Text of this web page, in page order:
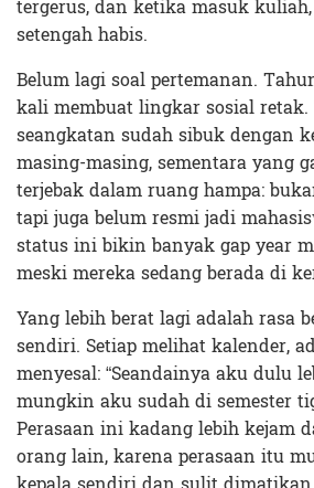
tergerus, dan ketika masuk
setengah habis.
Belum lagi soal pertemanan.
kali membuat lingkar sosial
seangkatan sudah sibuk dengan
masing-masing, sementara yang
terjebak dalam ruang hampa:
tapi juga belum resmi jadi
status ini bikin banyak gap year
meski mereka sedang berada di
Yang lebih berat lagi adalah rasa
sendiri. Setiap melihat kalender,
menyesal: “Seandainya aku dulu
mungkin aku sudah di semester
Perasaan ini kadang lebih kejam
orang lain, karena perasaan itu